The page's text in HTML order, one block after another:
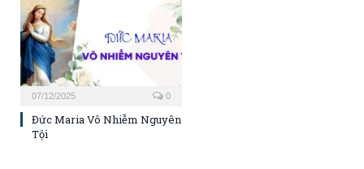
07/12/2025 0
Đức Maria Vô Nhiễm Nguyên
Tội